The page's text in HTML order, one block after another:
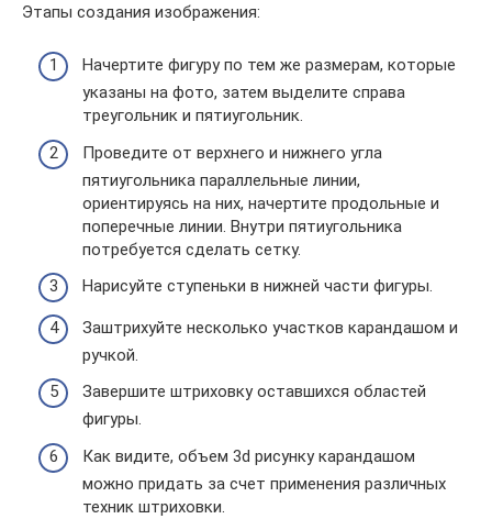
Этапы создания изображения:
Начертите фигуру по тем же размерам, которые
указаны на фото, затем выделите справа
треугольник и пятиугольник.
Проведите от верхнего и нижнего угла
пятиугольника параллельные линии,
ориентируясь на них, начертите продольные и
поперечные линии. Внутри пятиугольника
потребуется сделать сетку.
Нарисуйте ступеньки в нижней части фигуры.
Заштрихуйте несколько участков карандашом и
ручкой.
Завершите штриховку оставшихся областей
фигуры.
Как видите, объем 3d рисунку карандашом
можно придать за счет применения различных
техник штриховки.